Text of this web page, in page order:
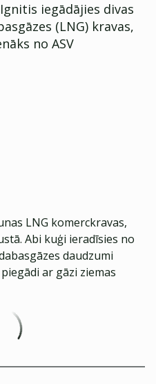
iegādājies divas
(LNG) kravas,
no ASV
LNG komerckravas,
Abi kuģi ieradīsies no
daudzumi
ar gāzi ziemas